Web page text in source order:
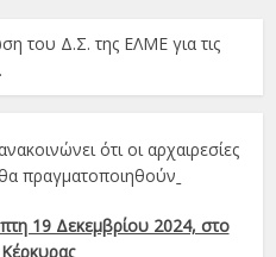
του Δ.Σ. της ΕΛΜΕ για τις
ότι οι αρχαιρεσίες
πραγματοποιηθούν
19 Δεκεμβρίου 2024, στο